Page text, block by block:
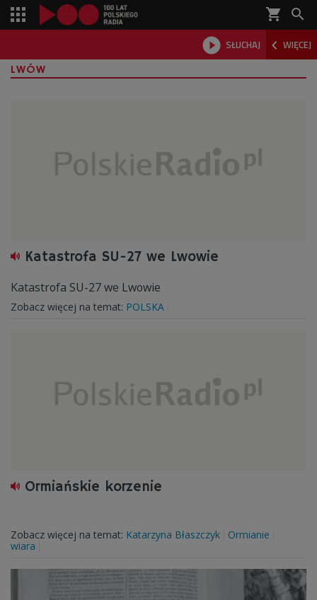
shopping_cart 
 SŁUCHAJ  WIĘCEJ

LWÓW
Katastrofa SU-27 we Lwowie
Katastrofa SU-27 we Lwowie
Zobacz więcej na temat: POLSKA
Ormiańskie korzenie
Zobacz więcej na temat: Katarzyna Błaszczyk
Ormianie
wiara